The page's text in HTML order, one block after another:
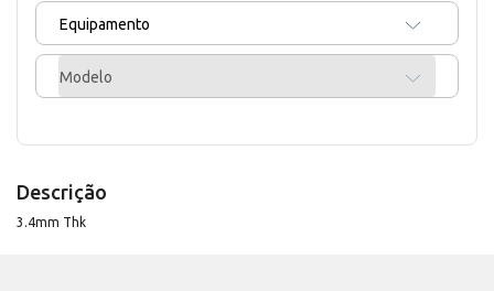
Equipamento
Modelo
Descrição
3.4mm Thk